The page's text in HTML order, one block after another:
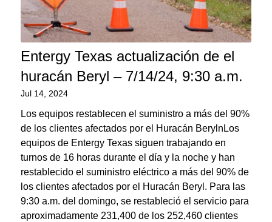
Entergy Texas actualización de el
huracán Beryl – 7/14/24, 9:30 a.m.
Jul 14, 2024
Los equipos restablecen el suministro a más del 90%
de los clientes afectados por el Huracán BerylnLos
equipos de Entergy Texas siguen trabajando en
turnos de 16 horas durante el día y la noche y han
restablecido el suministro eléctrico a más del 90% de
los clientes afectados por el Huracán Beryl. Para las
9:30 a.m. del domingo, se restableció el servicio para
aproximadamente 231,400 de los 252,460 clientes